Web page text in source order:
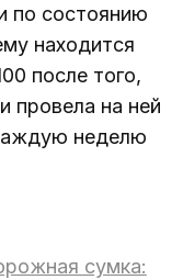
по состоянию
находится
после того,
провела на ней
неделю
сумка: